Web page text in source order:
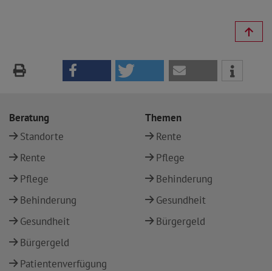
Beratung
Standorte
Rente
Pflege
Behinderung
Gesundheit
Bürgergeld
Patientenverfügung
Themen
Rente
Pflege
Behinderung
Gesundheit
Bürgergeld